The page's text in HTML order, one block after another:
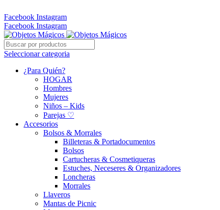
Facebook Instagram
Facebook Instagram
Seleccionar categoria
¿Para Quién?
HOGAR
Hombres
Mujeres
Niños – Kids
Parejas ♡
Accesorios
Bolsos & Morrales
Billeteras & Portadocumentos
Bolsos
Cartucheras & Cosmetiqueras
Estuches, Neceseres & Organizadores
Loncheras
Morrales
Llaveros
Mantas de Picnic